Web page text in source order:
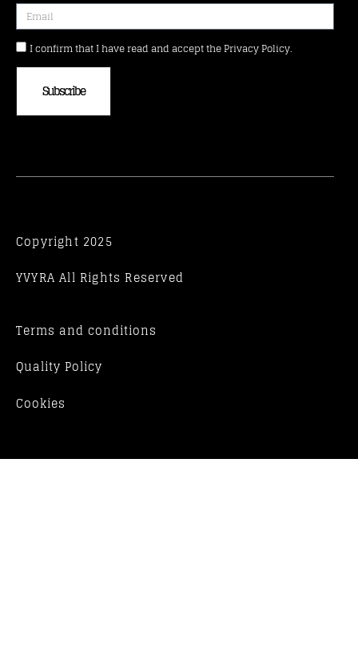
I confirm that I have read and accept the Privacy Policy.
Subscribe
Copyright 2025
YVYRA All Rights Reserved
Terms and conditions
Quality Policy
Cookies